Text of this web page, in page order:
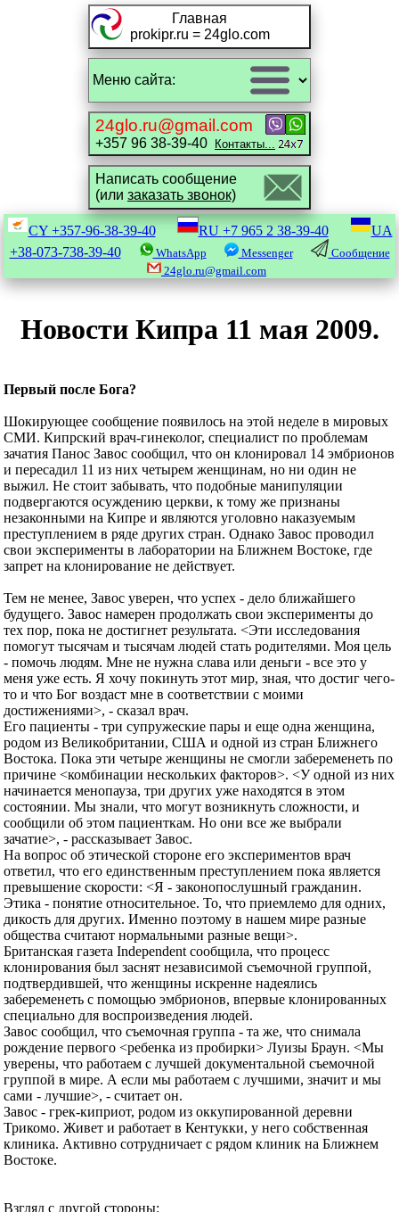
Главная
prokipr.ru = 24glo.com
24glo.ru@gmail.com
+357 96 38-39-40 Контакты...
Написать сообщение
(или заказать звонок)
CY +357-96-38-39-40 RU +7 965 2 38-39-40
UA
+38-073-738-39-40
WhatsApp Messenger
Сообщение
24glo.ru@gmail.com
Новости Кипра 11 мая 2009.
Первый после Бога?
Шокирующее сообщение появилось на этой неделе в мировых
СМИ. Кипрский врач-гинеколог, специалист по проблемам
зачатия Панос Завос сообщил, что он клонировал 14 эмбрионов
и пересадил 11 из них четырем женщинам, но ни один не
выжил. Не стоит забывать, что подобные манипуляции
подвергаются осуждению церкви, к тому же признаны
незаконными на Кипре и являются уголовно наказуемым
преступлением в ряде других стран. Однако Завос проводил
свои эксперименты в лаборатории на Ближнем Востоке, где
запрет на клонирование не действует.
Тем не менее, Завос уверен, что успех - дело ближайшего
будущего. Завос намерен продолжать свои эксперименты до
тех пор, пока не достигнет результата. <Эти исследования
помогут тысячам и тысячам людей стать родителями. Моя цель
- помочь людям. Мне не нужна слава или деньги - все это у
меня уже есть. Я хочу покинуть этот мир, зная, что достиг чего-
то и что Бог воздаст мне в соответствии с моими
достижениями>, - сказал врач.
Его пациенты - три супружеские пары и еще одна женщина,
родом из Великобритании, США и одной из стран Ближнего
Востока. Пока эти четыре женщины не смогли забеременеть по
причине <комбинации нескольких факторов>. <У одной из них
начинается менопауза, три других уже находятся в этом
состоянии. Мы знали, что могут возникнуть сложности, и
сообщили об этом пациенткам. Но они все же выбрали
зачатие>, - рассказывает Завос.
На вопрос об этической стороне его экспериментов врач
ответил, что его единственным преступлением пока является
превышение скорости: <Я - законопослушный гражданин.
Этика - понятие относительное. То, что приемлемо для одних,
дикость для других. Именно поэтому в нашем мире разные
общества считают нормальными разные вещи>.
Британская газета Independent сообщила, что процесс
клонирования был заснят независимой съемочной группой,
подтвердившей, что женщины искренне надеялись
забеременеть с помощью эмбрионов, впервые клонированных
специально для воспроизведения людей.
Завос сообщил, что съемочная группа - та же, что снимала
рождение первого <ребенка из пробирки> Луизы Браун. <Мы
уверены, что работаем с лучшей документальной съемочной
группой в мире. А если мы работаем с лучшими, значит и мы
сами - лучшие>, - считает он.
Завос - грек-киприот, родом из оккупированной деревни
Трикомо. Живет и работает в Кентукки, у него собственная
клиника. Активно сотрудничает с рядом клиник на Ближнем
Востоке.
Взгляд с другой стороны: